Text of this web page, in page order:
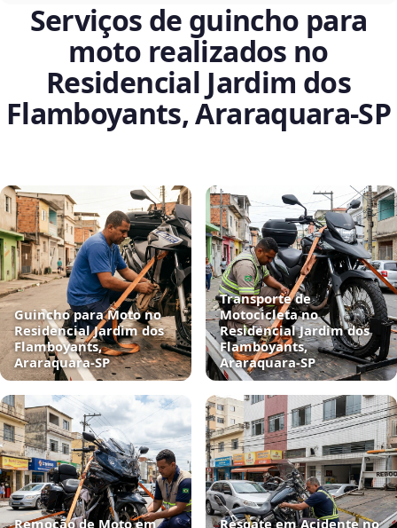
Serviços de guincho para
moto realizados no
Residencial Jardim dos
Flamboyants, Araraquara‑SP
Guincho para Moto no
Residencial Jardim dos
Flamboyants,
Araraquara‑SP
Transporte de
Motocicleta no
Residencial Jardim dos
Flamboyants,
Araraquara‑SP
Remoção de Moto em
Resgate em Acidente no